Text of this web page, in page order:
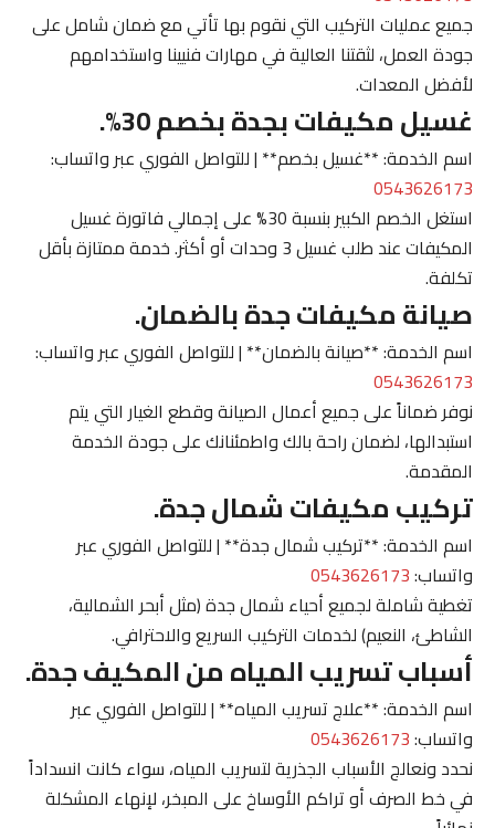
جميع عمليات التركيب التي نقوم بها تأتي مع ضمان شامل على
جودة العمل، لثقتنا العالية في مهارات فنيينا واستخدامهم
لأفضل المعدات.
غسيل مكيفات بجدة بخصم 30%.
اسم الخدمة: **غسيل بخصم** | للتواصل الفوري عبر واتساب:
0543626173
استغل الخصم الكبير بنسبة 30% على إجمالي فاتورة غسيل
المكيفات عند طلب غسيل 3 وحدات أو أكثر. خدمة ممتازة بأقل
تكلفة.
صيانة مكيفات جدة بالضمان.
اسم الخدمة: **صيانة بالضمان** | للتواصل الفوري عبر واتساب:
0543626173
نوفر ضماناً على جميع أعمال الصيانة وقطع الغيار التي يتم
استبدالها، لضمان راحة بالك واطمئنانك على جودة الخدمة
المقدمة.
تركيب مكيفات شمال جدة.
اسم الخدمة: **تركيب شمال جدة** | للتواصل الفوري عبر
واتساب:0543626173
تغطية شاملة لجميع أحياء شمال جدة (مثل أبحر الشمالية،
الشاطئ، النعيم) لخدمات التركيب السريع والاحترافي.
أسباب تسريب المياه من المكيف جدة.
اسم الخدمة: **علاج تسريب المياه** | للتواصل الفوري عبر
واتساب:0543626173
نحدد ونعالج الأسباب الجذرية لتسريب المياه، سواء كانت انسداداً
في خط الصرف أو تراكم الأوساخ على المبخر، لإنهاء المشكلة